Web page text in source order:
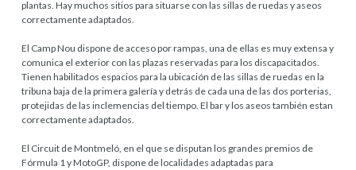
plantas. Hay muchos sitios para situarse con las sillas de ruedas y aseos
correctamente adaptados.
El Camp Nou dispone de acceso por rampas, una de ellas es muy extensa y
comunica el exterior con las plazas reservadas para los discapacitados.
Tienen habilitados espacios para la ubicación de las sillas de ruedas en la
tribuna baja de la primera galería y detrás de cada una de las dos porterias,
protejidas de las inclemencias del tiempo. El bar y los aseos también estan
correctamente adaptados.
El Circuit de Montmeló, en el que se disputan los grandes premios de
Fórmula 1 y MotoGP, dispone de localidades adaptadas para